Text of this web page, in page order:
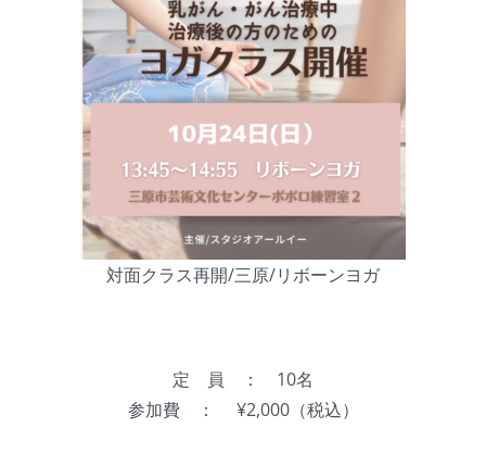
対面クラス再開/三原/リボーンヨガ
定 員 ： 10名
参加費 ： ¥2,000（税込）